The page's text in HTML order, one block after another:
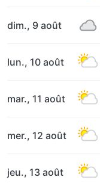
dim., 9 août
lun., 10 août
mar., 11 août
mer., 12 août
jeu., 13 août